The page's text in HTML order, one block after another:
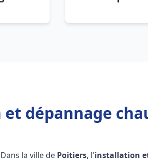
dépannage
Dans la ville de Poitiers, l'installation